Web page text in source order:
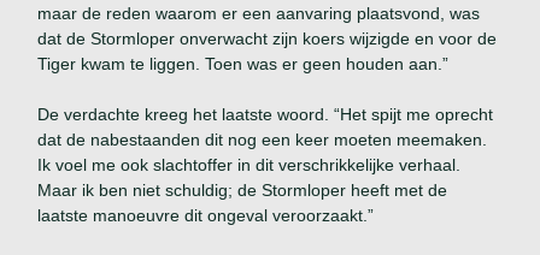
maar de reden waarom er een aanvaring plaatsvond, was
dat de Stormloper onverwacht zijn koers wijzigde en voor de
Tiger kwam te liggen. Toen was er geen houden aan.”
De verdachte kreeg het laatste woord. “Het spijt me oprecht
dat de nabestaanden dit nog een keer moeten meemaken.
Ik voel me ook slachtoffer in dit verschrikkelijke verhaal.
Maar ik ben niet schuldig; de Stormloper heeft met de
laatste manoeuvre dit ongeval veroorzaakt.”